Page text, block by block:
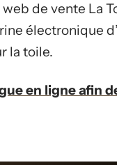
de vente La
électronique
la toile.
en ligne afin